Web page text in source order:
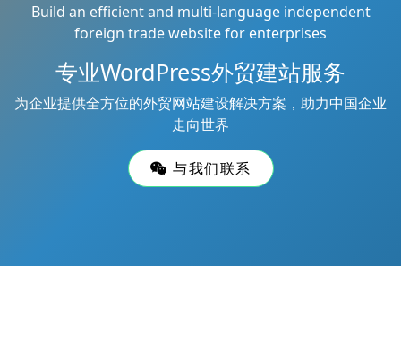
Build an efficient and multi-language independent
foreign trade website for enterprises
专业WordPress外贸建站服务
为企业提供全方位的外贸网站建设解决方案，助力中国企业
走向世界
与我们联系